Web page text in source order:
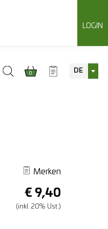
LOGIN
0 DE
Merken
€ 9,40
(inkl. 20% Ust.)